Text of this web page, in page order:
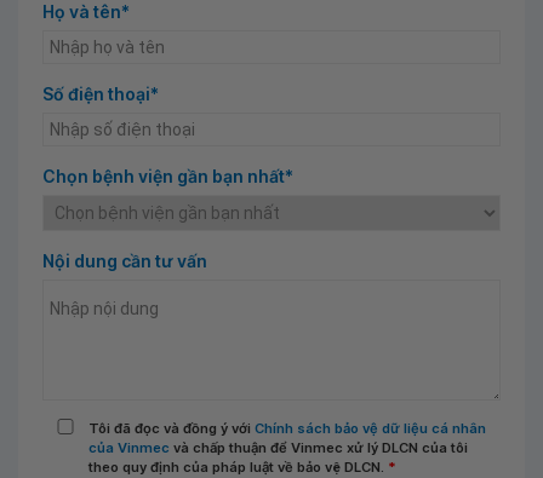
Họ và tên*
Số điện thoại*
Chọn bệnh viện gần bạn nhất*
Nội dung cần tư vấn
Tôi đã đọc và đồng ý với Chính sách bảo vệ dữ liệu cá nhân
của Vinmec và chấp thuận để Vinmec xử lý DLCN của tôi
theo quy định của pháp luật về bảo vệ DLCN. *